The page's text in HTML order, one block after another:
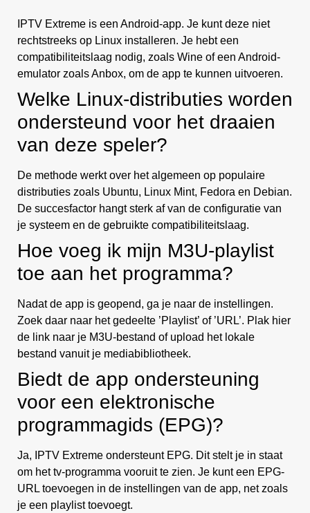
IPTV Extreme is een Android-app. Je kunt deze niet
rechtstreeks op Linux installeren. Je hebt een
compatibiliteitslaag nodig, zoals Wine of een Android-
emulator zoals Anbox, om de app te kunnen uitvoeren.
Welke Linux-distributies worden
ondersteund voor het draaien
van deze speler?
De methode werkt over het algemeen op populaire
distributies zoals Ubuntu, Linux Mint, Fedora en Debian.
De succesfactor hangt sterk af van de configuratie van
je systeem en de gebruikte compatibiliteitslaag.
Hoe voeg ik mijn M3U-playlist
toe aan het programma?
Nadat de app is geopend, ga je naar de instellingen.
Zoek daar naar het gedeelte ’Playlist’ of ’URL’. Plak hier
de link naar je M3U-bestand of upload het lokale
bestand vanuit je mediabibliotheek.
Biedt de app ondersteuning
voor een elektronische
programmagids (EPG)?
Ja, IPTV Extreme ondersteunt EPG. Dit stelt je in staat
om het tv-programma vooruit te zien. Je kunt een EPG-
URL toevoegen in de instellingen van de app, net zoals
je een playlist toevoegt.